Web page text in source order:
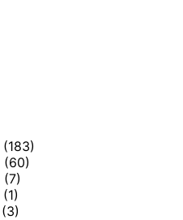
(183)
(60)
(7)
(1)
(3)